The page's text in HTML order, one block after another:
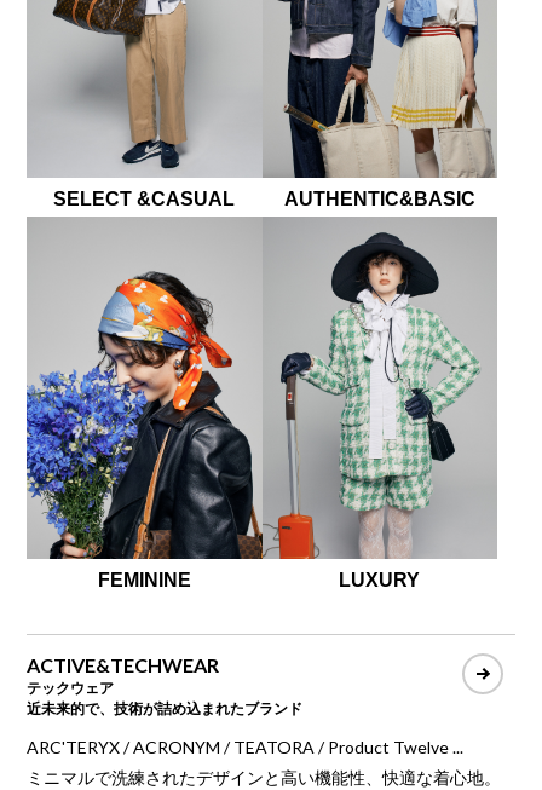
SELECT &CASUAL AUTHENTIC&BASIC
FEMININE LUXURY
ACTIVE&TECHWEAR
テックウェア
近未来的で、技術が詰め込まれたブランド
ARC'TERYX / ACRONYM / TEATORA / Product Twelve ...
ミニマルで洗練されたデザインと高い機能性、快適な着心地。